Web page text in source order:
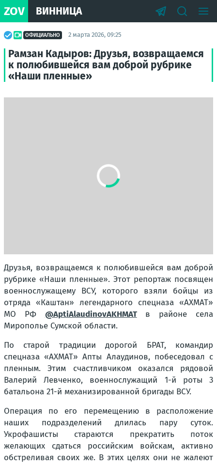
ZOV ВИННИЦА
ОФИЦИАЛЬНО 2 марта 2026, 09:25
Рамзан Кадыров: Друзья, возвращаемся
к полюбившейся вам доброй рубрике
«Наши пленные»
Друзья, возвращаемся к полюбившейся вам доброй
рубрике «Наши пленные». Этот репортаж посвящен
военнослужащему ВСУ, которого взяли бойцы из
отряда «Каштан» легендарного спецназа «АХМАТ»
МО РФ @AptiAlaudinovAKHMATв районе села
Мирополье Сумской области.
По старой традиции дорогой БРАТ, командир
спецназа «АХМАТ» Апты Алаудинов, побеседовал с
пленным. Этим счастливчиком оказался рядовой
Валерий Левченко, военнослужащий 1-й роты 3
батальона 21-й механизированной бригады ВСУ.
Операция по его перемещению в расположение
наших подразделений длилась пару суток.
Укрофашисты стараются прекратить поток
желающих сдаться российским войскам, активно
обстреливая своих же. В этих целях они не жалеют